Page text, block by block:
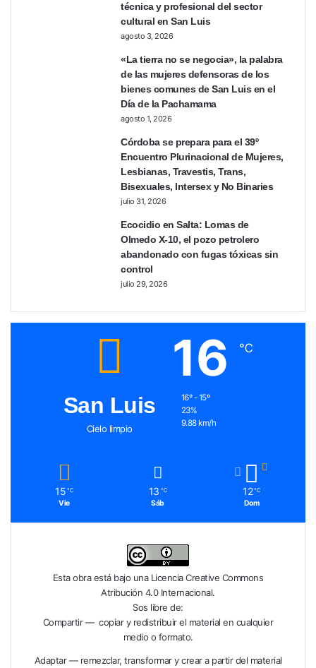
técnica y profesional del sector
cultural en San Luis
agosto 3, 2026
«La tierra no se negocia», la palabra
de las mujeres defensoras de los
bienes comunes de San Luis en el
Día de la Pachamama
agosto 1, 2026
Córdoba se prepara para el 39º
Encuentro Plurinacional de Mujeres,
Lesbianas, Travestis, Trans,
Bisexuales, Intersex y No Binaries
julio 31, 2026
Ecocidio en Salta: Lomas de
Olmedo X-10, el pozo petrolero
abandonado con fugas tóxicas sin
control
julio 29, 2026
San Luis
Cielo limpio
16 ℃
16º - 15º
23%
9.88 km/h
15 ℃
Vie
13 ℃
Sáb
12 ℃
Dom
Esta obra está bajo una Licencia Creative Commons
Atribución 4.0 Internacional.
Sos libre de:
Compartir — copiar y redistribuir el material en cualquier
medio o formato.
Adaptar — remezclar, transformar y crear a partir del material